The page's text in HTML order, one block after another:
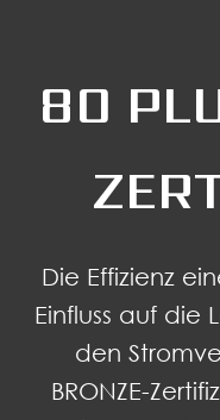
80
Die Effizienz
Einfluss auf die
den
BRONZE-